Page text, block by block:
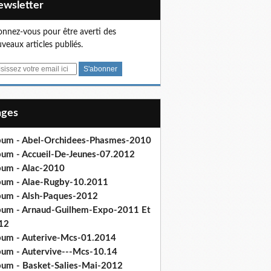
vous pour être averti des
articles publiés.
- Abel-Orchidees-Phasmes-2010
- Accueil-De-Jeunes-07.2012
- Alac-2010
- Alae-Rugby-10.2011
- Alsh-Paques-2012
- Arnaud-Guilhem-Expo-2011 Et
- Auterive-Mcs-01.2014
- Autervive---Mcs-10.14
- Basket-Salies-Mai-2012